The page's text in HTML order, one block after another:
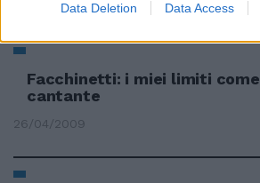
Data Deletion Data Access
Facchinetti: i miei limiti come
cantante
26/04/2009